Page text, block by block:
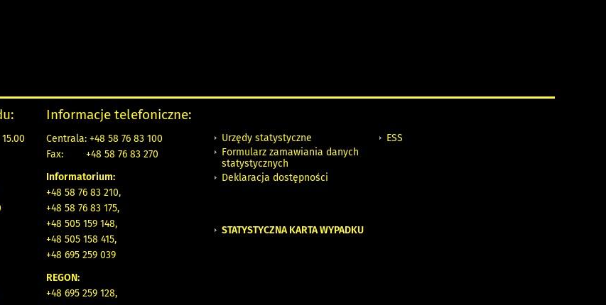
Informacje telefoniczne:
Centrala: +48 58 76 83 100
Fax:
+48 58 76 83 270
Informatorium:
+48 58 76 83 210,
+48 58 76 83 175,
+48 505 159 148,
+48 505 158 415,
+48 695 259 039
REGON:
+48 695 259 128,
Urzędy statystyczne
Formularz zamawiania danych
statystycznych
Deklaracja dostępności
STATYSTYCZNA KARTA WYPADKU
ESS